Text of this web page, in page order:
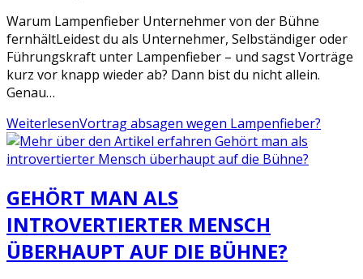
Warum Lampenfieber Unternehmer von der Bühne
fernhältLeidest du als Unternehmer, Selbständiger oder
Führungskraft unter Lampenfieber – und sagst Vorträge
kurz vor knapp wieder ab? Dann bist du nicht allein.
Genau…
WeiterlesenVortrag absagen wegen Lampenfieber?
GEHÖRT MAN ALS
INTROVERTIERTER MENSCH
ÜBERHAUPT AUF DIE BÜHNE?